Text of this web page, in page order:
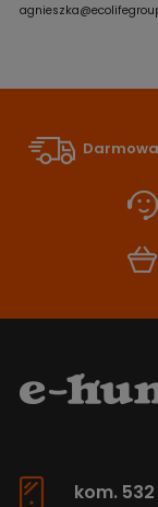
Darmowa
kom. 532